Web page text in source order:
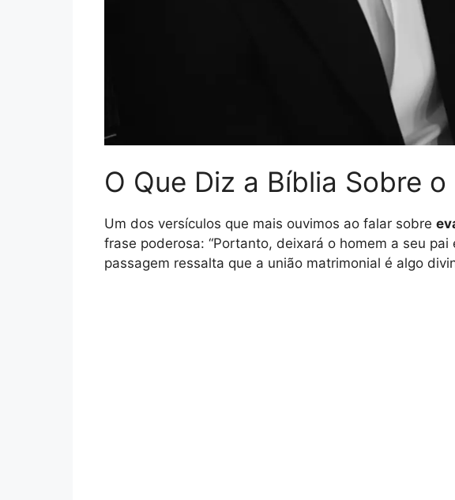
O Que Diz a Bíblia Sobre
Um dos versículos que mais ouvimos ao falar sobre
frase poderosa: “Portanto, deixará o homem a seu
passagem ressalta que a união matrimonial é algo